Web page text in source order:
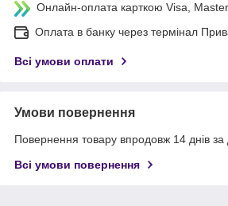
Онлайн-оплата карткою Visa,
Оплата в банку через термінал
Всі умови оплати
Умови повернення
Повернення товару впродовж 14 днів за
Всі умови повернення